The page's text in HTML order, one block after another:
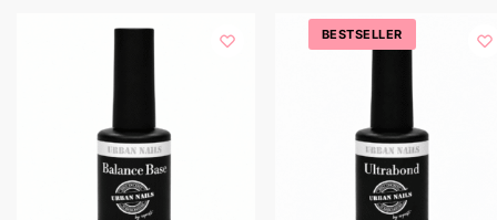
BESTSELLER